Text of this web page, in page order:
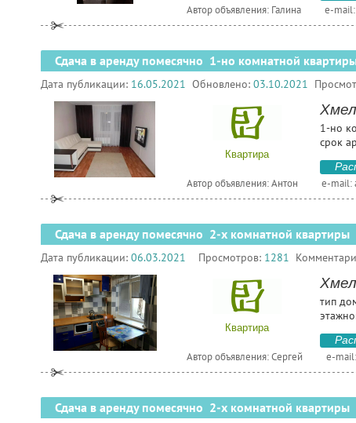
Автор объявления: Галина e-mail:
Сдача в аренду помесячно 1-но комнатной
Дата публикации: 16.05.2021 Обновлено: 03.10.2021
Квартира
1-но
срок
Автор объявления: Антон e-mail:
Сдача в аренду помесячно 2-х комнатной квартиры
Дата публикации: 06.03.2021 Просмотров: 1281
Квартира
тип
Автор объявления: Сергей e-mail:
Сдача в аренду помесячно 2-х комнатной квартиры